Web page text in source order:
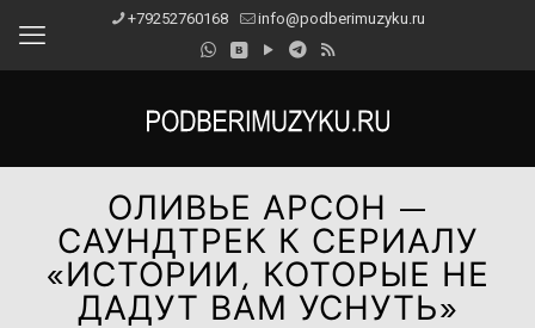
+79252760168 info@podberimuzyku.ru
ОЛИВЬЕ АРСОН —
САУНДТРЕК К СЕРИАЛУ
«ИСТОРИИ, КОТОРЫЕ НЕ
ДАДУТ ВАМ УСНУТЬ»